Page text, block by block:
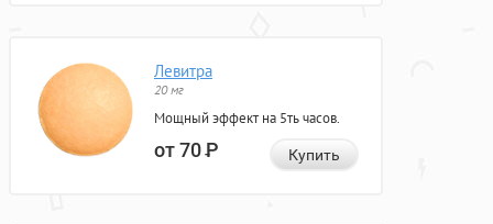
Левитра
20 мг
Мощный эффект на 5ть часов.
от 70Р Купить